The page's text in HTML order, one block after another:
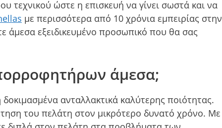
τεχνικού ώστε η επισκευή να γίνει σωστά και να
με περισσότερα από 10 χρόνια εμπειρίας στην
άμεσα εξειδικευμένο προσωπικό που θα σας
άμεσα;
ανταλλακτικά καλύτερης ποιότητας.
του πελάτη στον μικρότερο δυνατό χρόνο. Με